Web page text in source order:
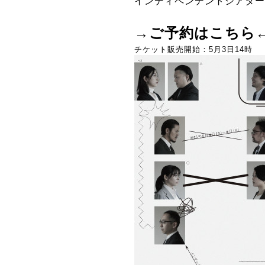
→ご予約はこちら
チケット販売開始：5月3日14時